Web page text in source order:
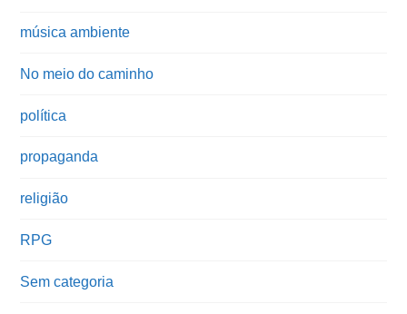
música ambiente
No meio do caminho
política
propaganda
religião
RPG
Sem categoria